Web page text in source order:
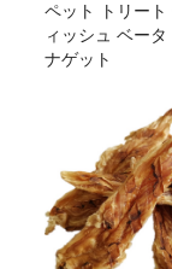
ペット トリート
ィッシュ ベー
ナゲット